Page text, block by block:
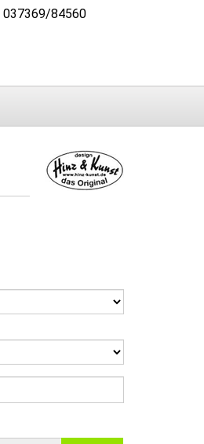
037369/84560